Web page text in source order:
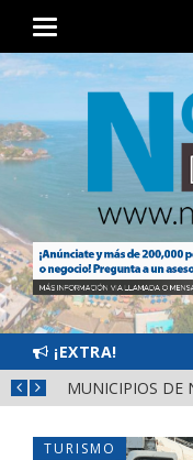
¡EXTRA!
TURISMO